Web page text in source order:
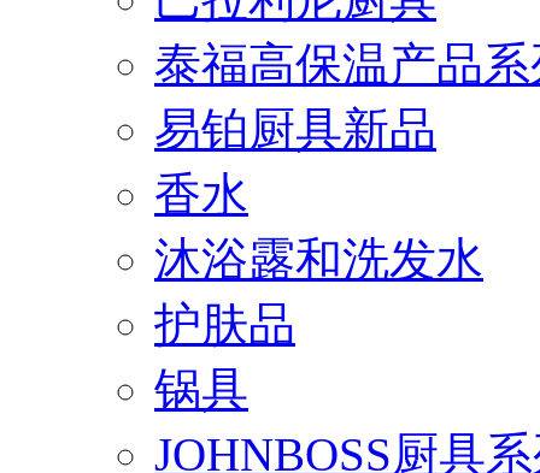
泰福高保温产品
易铂厨具新品
香水
沐浴露和洗发水
护肤品
锅具
JOHNBOSS厨具